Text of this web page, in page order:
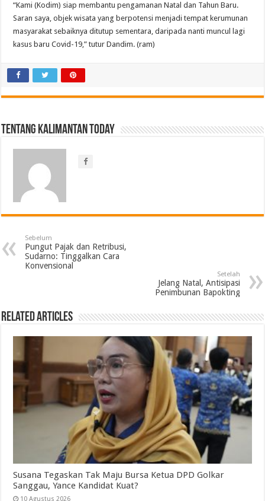
“Kami (Kodim) siap membantu pengamanan Natal dan Tahun Baru.
Saran saya, objek wisata yang berpotensi menjadi tempat kerumunan
masyarakat sebaiknya ditutup sementara, daripada nanti muncul lagi
kasus baru Covid-19,” tutur Dandim. (ram)
Tentang Kalimantan Today
Sebelum
Pungut Pajak dan Retribusi,
Sudarno: Tinggalkan Cara
Konvensional
Setelah
Jelang Natal, Antisipasi
Penimbunan Bapokting
Related Articles
Susana Tegaskan Tak Maju Bursa Ketua DPD Golkar
Sanggau, Yance Kandidat Kuat?
10 Agustus 2026